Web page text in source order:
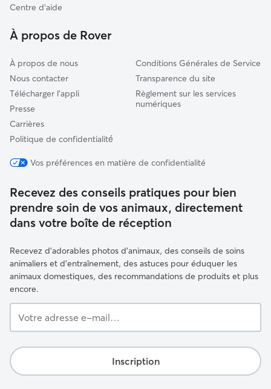
Ginasservis
Centre d'aide
À propos de Rover
À propos de nous
Nous contacter
Télécharger l'appli
Presse
Carrières
Politique de confidentialité́
Conditions Générales de Service
Transparence du site
Règlement sur les services
numériques
Vos préférences en matière de confidentialité
Recevez des conseils pratiques pour bien
prendre soin de vos animaux, directement
dans votre boîte de réception
Recevez d'adorables photos d'animaux, des conseils de soins
animaliers et d'entraînement, des astuces pour éduquer les
animaux domestiques, des recommandations de produits et plus
encore.
adresse
mail…
Inscription